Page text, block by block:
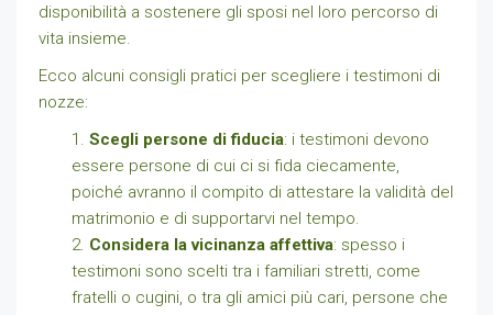
disponibilità a sostenere gli sposi nel loro percorso di
vita insieme.
Ecco alcuni consigli pratici per scegliere i testimoni di
nozze:
Scegli persone di fiducia: i testimoni devono
essere persone di cui ci si fida ciecamente,
poiché avranno il compito di attestare la validità del
matrimonio e di supportarvi nel tempo.
Considera la vicinanza affettiva: spesso i
testimoni sono scelti tra i familiari stretti, come
fratelli o cugini, o tra gli amici più cari, persone che